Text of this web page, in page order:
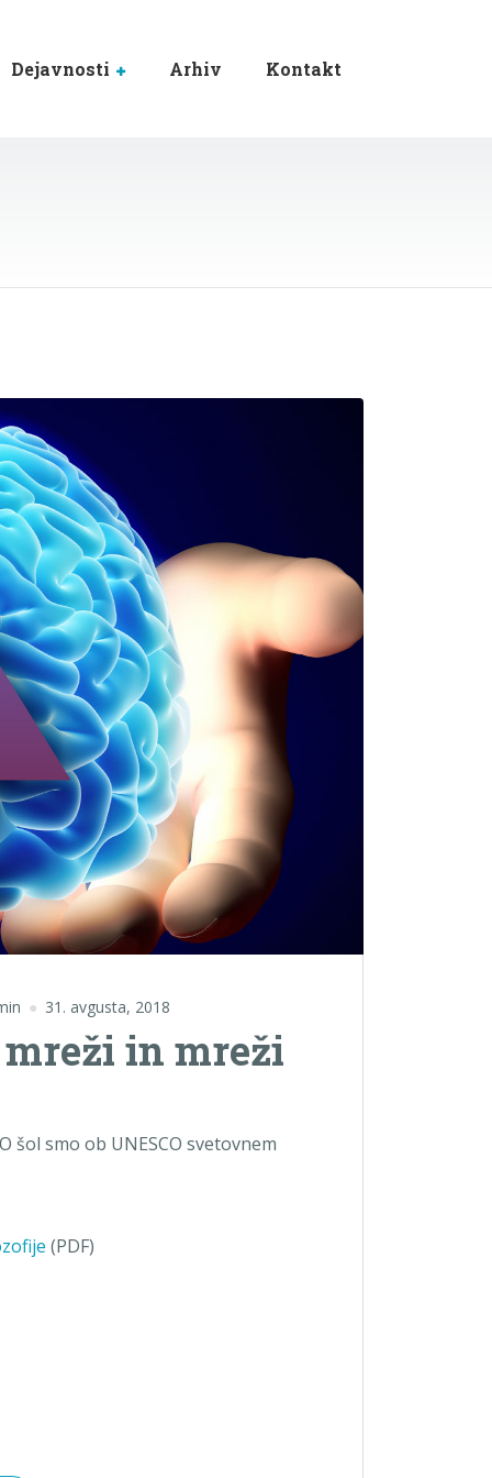
Dejavnosti Arhiv Kontakt
31. avgusta, 2018
in mreži
šol smo ob UNESCO svetovnem
(PDF)